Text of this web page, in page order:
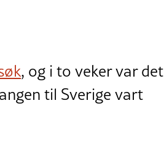
, og i to veker var det
til Sverige vart